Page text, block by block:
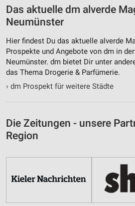
Das aktuelle dm alverde
Neumünster
Hier findest Du das aktuelle alverde
Prospekte und Angebote von dm in
Neumünster. dm bietet Dir unter
das Thema Drogerie & Parfümerie.
› dm Prospekt für weitere Städte
Die Zeitungen - unsere
Region
Informationen identifizieren
Nicht-IAB-Verarbeitungszwecke:
Notwendig
Performance
Funktional